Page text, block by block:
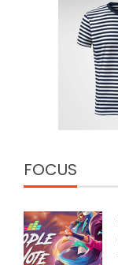
FOCUS